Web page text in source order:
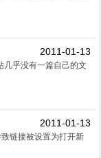
2011-01-13
乎没有一篇自己的文
2011-01-13
链接被设置为打开新